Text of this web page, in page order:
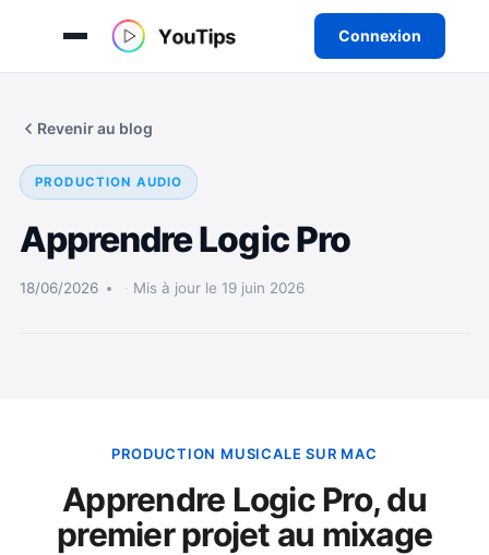
Connexion
Revenir au blog
PRODUCTION AUDIO
Apprendre Logic Pro
18/06/2026 Mis à jour le 19 juin 2026
PRODUCTION MUSICALE SUR MAC
Apprendre Logic Pro, du
premier projet au mixage